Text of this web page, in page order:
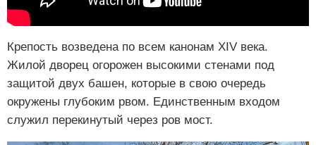
Крепость возведена по всем канонам XIV века.
Жилой дворец огорожен высокими стенами под
защитой двух башен, которые в свою очередь
окружены глубоким рвом. Единственным входом
служил перекинутый через ров мост.